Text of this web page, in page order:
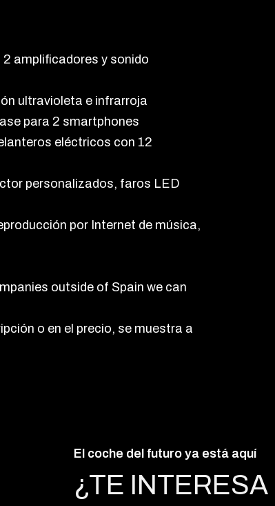
amplificadores y sonido
ultravioleta e infrarroja
para 2 smartphones
eléctricos con 12
personalizados, faros LED
por Internet de música,
outside of Spain we can
o en el precio, se muestra a
El coche del futuro ya está aquí
¿TE INTERESA